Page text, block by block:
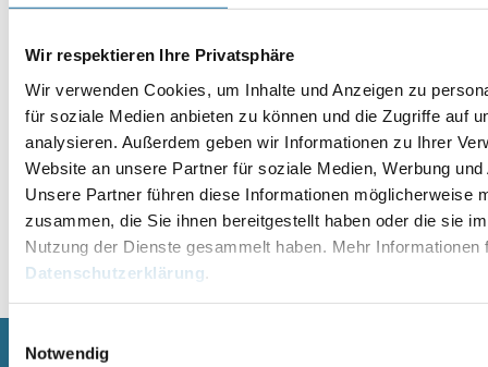
Wir respektieren Ihre Privatsphäre
Wir verwenden Cookies, um Inhalte und Anzeigen zu
für soziale Medien anbieten zu können und die Zugriffe auf
analysieren. Außerdem geben wir Informationen zu Ihrer
Website an unsere Partner für soziale Medien, Werbung
Unsere Partner führen diese Informationen möglicherweise
zusammen, die Sie ihnen bereitgestellt haben oder die sie
Nutzung der Dienste gesammelt haben. Mehr Informationen
Datenschutzerklärung
Notwendig
Alternative: